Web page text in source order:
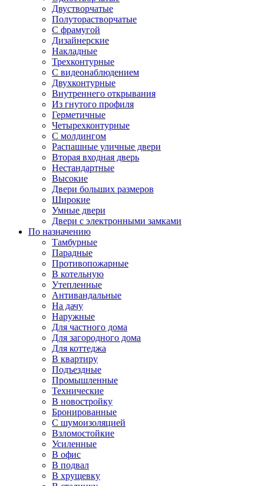
Двустворчатые
Полуторастворчатые
С фрамугой
Дизайнерские
Накладные
Трехконтурные
С видеонаблюдением
Двухконтурные
Внутреннего открывания
Из гнутого профиля
Герметичные
Четырехконтурные
С молдингом
Распашные уличные двери
Вторая входная дверь
Нестандартные
Высокие
Двери больших размеров
Широкие
Умные двери
Двери с электронными замками
По назначению
Тамбурные
Парадные
Противопожарные
В котельную
Утепленные
Антивандальные
На дачу
Наружные
Для частного дома
Для загородного дома
Для коттеджа
В квартиру
Подъездные
Промышленные
Технические
В новостройку
Бронированные
С шумоизоляцией
Взломостойкие
Усиленные
В офис
В подвал
В хрущевку